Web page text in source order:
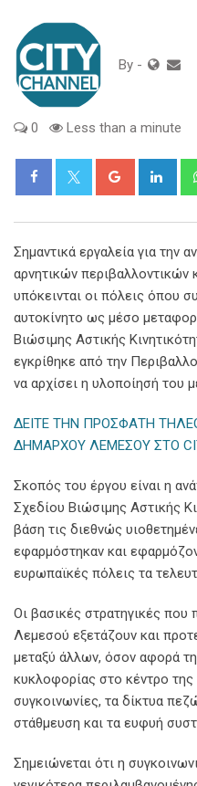
By -
0 Less than a minute
Google+
Σημαντικά εργαλεία για την
αρνητικών περιβαλλοντικών
υπόκεινται οι πόλεις όπου
αυτοκίνητο ως μέσο
Βιώσιμης Αστικής
εγκρίθηκε από την
να αρχίσει η υλοποίησή του
ΔΕΙΤΕ ΤΗΝ ΠΡΟΣΦΑΤΗ
ΔΗΜΑΡΧΟΥ ΛΕΜΕΣΟΥ ΣΤΟ
Σκοπός του έργου είναι η
Σχεδίου Βιώσιμης Αστικής
βάση τις διεθνώς
εφαρμόστηκαν και
ευρωπαϊκές πόλεις τα
Οι βασικές στρατηγικές που
Λεμεσού εξετάζουν και
μεταξύ άλλων, όσον αφορά
κυκλοφορίας στο κέντρο της
συγκοινωνίες, τα δίκτυα
στάθμευση και τα ευφυή
Σημειώνεται ότι η